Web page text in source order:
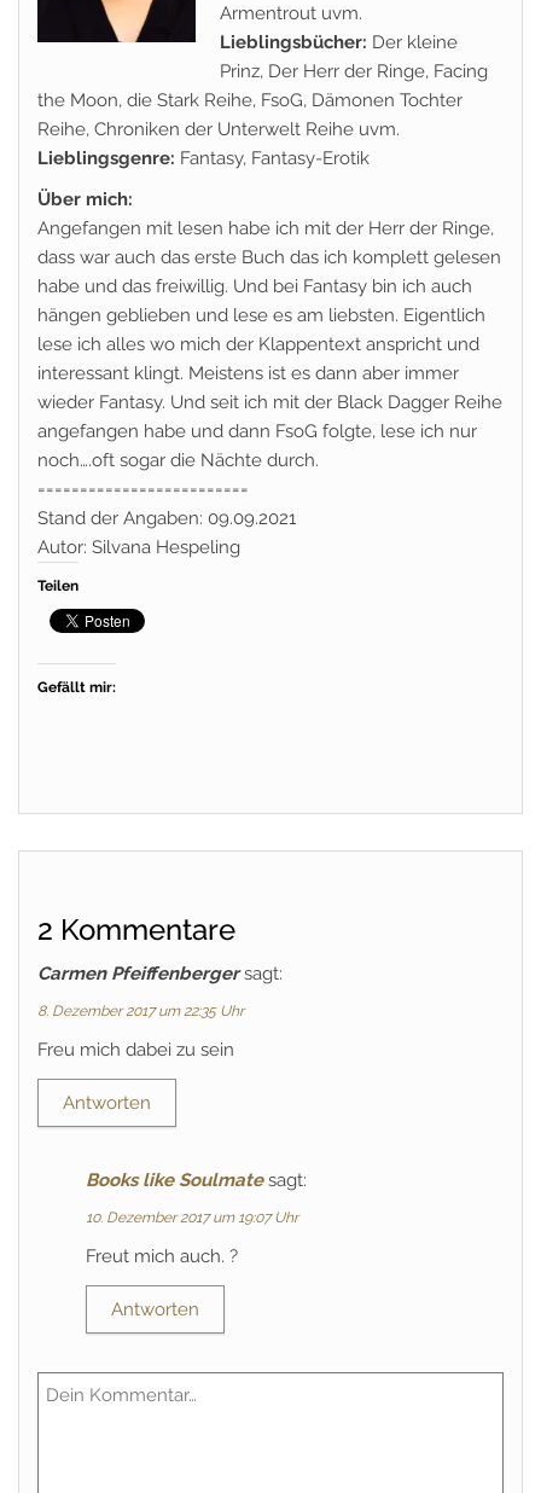
Armentrout uvm.
Lieblingsbücher: Der kleine
Prinz, Der Herr der Ringe, Facing
the Moon, die Stark Reihe, FsoG, Dämonen Tochter
Reihe, Chroniken der Unterwelt Reihe uvm.
Lieblingsgenre: Fantasy, Fantasy-Erotik
Über mich:
Angefangen mit lesen habe ich mit der Herr der Ringe,
dass war auch das erste Buch das ich komplett gelesen
habe und das freiwillig. Und bei Fantasy bin ich auch
hängen geblieben und lese es am liebsten. Eigentlich
lese ich alles wo mich der Klappentext anspricht und
interessant klingt. Meistens ist es dann aber immer
wieder Fantasy. Und seit ich mit der Black Dagger Reihe
angefangen habe und dann FsoG folgte, lese ich nur
noch….oft sogar die Nächte durch.
=========================
Stand der Angaben: 09.09.2021
Autor: Silvana Hespeling
Teilen
Gefällt mir:
2 Kommentare
Carmen Pfeiffenberger sagt:
8. Dezember 2017 um 22:35 Uhr
Freu mich dabei zu sein
Antworten
Books like Soulmate sagt:
10. Dezember 2017 um 19:07 Uhr
Freut mich auch. ?
Antworten